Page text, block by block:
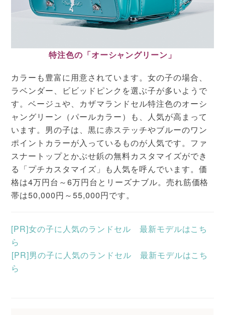
特注色の「オーシャングリーン」
カラーも豊富に用意されています。女の子の場合、
ラベンダー、ビビッドピンクを選ぶ子が多いようで
す。ベージュや、カザマランドセル特注色のオーシ
ャングリーン（パールカラー）も、人気が高まって
います。男の子は、黒に赤ステッチやブルーのワン
ポイントカラーが入っているものが人気です。ファ
スナートップとかぶせ鋲の無料カスタマイズができ
る「プチカスタマイズ」も人気を呼んでいます。価
格は4万円台～6万円台とリーズナブル。売れ筋価格
帯は50,000円～55,000円です。
[PR]女の子に人気のランドセル 最新モデルはこち
ら
[PR]男の子に人気のランドセル 最新モデルはこち
ら